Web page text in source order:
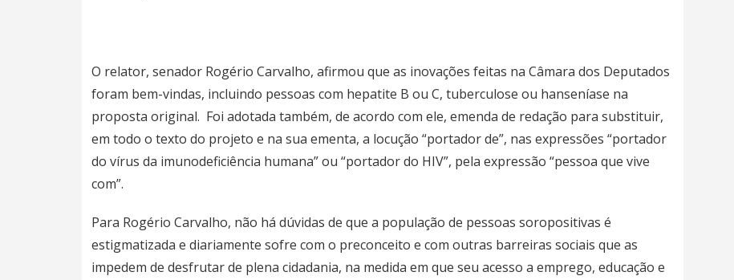
O relator, senador Rogério Carvalho, afirmou que as inovações feitas na Câmara dos Deputados
foram bem-vindas, incluindo pessoas com hepatite B ou C, tuberculose ou hanseníase na
proposta original. Foi adotada também, de acordo com ele, emenda de redação para substituir,
em todo o texto do projeto e na sua ementa, a locução “portador de”, nas expressões “portador
do vírus da imunodeficiência humana” ou “portador do HIV”, pela expressão “pessoa que vive
com”.
Para Rogério Carvalho, não há dúvidas de que a população de pessoas soropositivas é
estigmatizada e diariamente sofre com o preconceito e com outras barreiras sociais que as
impedem de desfrutar de plena cidadania, na medida em que seu acesso a emprego, educação e